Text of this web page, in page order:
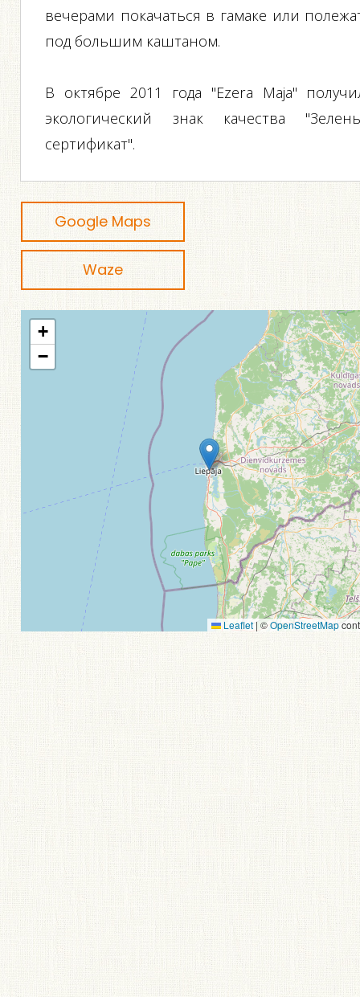
вечерами покачаться в гамаке или
под большим каштаном.
В октябре 2011 года "Ezera Maja"
экологический знак качества
сертификат".
Google Maps
Waze
+
−
Leaflet | ©OpenStreetMap